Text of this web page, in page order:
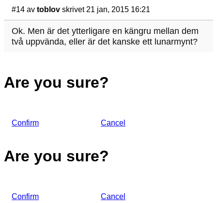
#14 av toblov skrivet 21 jan, 2015 16:21
Ok. Men är det ytterligare en kängru mellan dem
två uppvända, eller är det kanske ett lunarmynt?
Are you sure?
Confirm Cancel
Are you sure?
Confirm Cancel